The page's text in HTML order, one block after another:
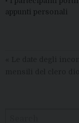
appunti personali